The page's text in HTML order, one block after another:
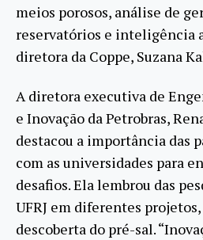
meios porosos, análise de
reservatórios e inteligência
diretora da Coppe, Suzana
A diretora executiva de
e Inovação da Petrobras,
destacou a importância das
com as universidades para
desafios. Ela lembrou das
UFRJ em diferentes
descoberta do pré-sal.